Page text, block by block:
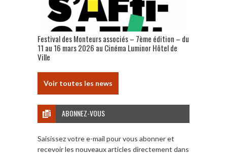
Festival des Monteurs associés – 7ème édition – du
11 au 16 mars 2026 au Cinéma Luminor Hôtel de
Ville
Voir toutes les news
ABONNEZ-VOUS
Saisissez votre e-mail pour vous abonner et
recevoir les nouveaux articles directement dans